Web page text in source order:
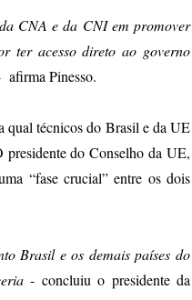
CNA e da CNI em promover
ter acesso direto ao governo
afirma Pinesso.
qual técnicos do Brasil e da UE
presidente do Conselho da UE,
“fase crucial” entre os dois
Brasil e os demais países do
- concluiu o presidente da